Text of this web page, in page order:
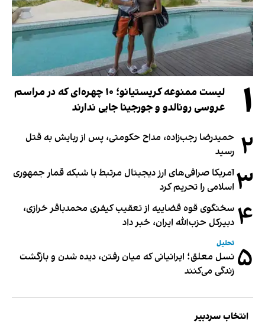
۱
لیست ممنوعه کریستیانو؛ ۱۰ چهره‌ای که در مراسم
عروسی رونالدو و جورجینا جایی ندارند
۲ حمیدرضا رجب‌زاده، مداح حکومتی، پس از ربایش به قتل
رسید
۳آمریکا صرافی‌های ارز دیجیتال مرتبط با شبکه قمار جمهوری
اسلامی را تحریم کرد
۴ سخنگوی قوه قضاییه از تعقیب کیفری محمدباقر خرازی،
دبیر‌کل حزب‌الله ایران، خبر داد
۵ تحلیل
نسل معلق؛ ایرانیانی که میان رفتن، دیده شدن و بازگشت
زندگی می‌کنند
انتخاب سردبیر